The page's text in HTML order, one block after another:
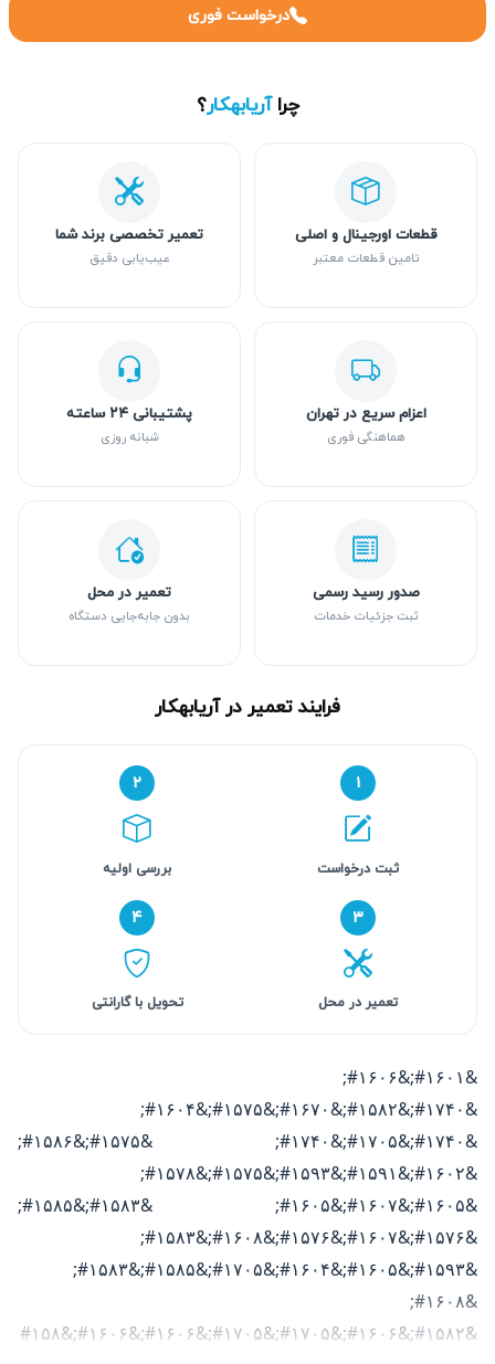
درخواست فوری
چراآریابهکار؟
قطعات اورجینال و اصلی
تامین قطعات معتبر
تعمیر تخصصی برند شما
عیب‌یابی دقیق
اعزام سریع در تهران
هماهنگی فوری
پشتیبانی ۲۴ ساعته
شبانه روزی
صدور رسید رسمی
ثبت جزئیات خدمات
تعمیر در محل
بدون جابه‌جایی دستگاه
فرایند تعمیر در آریابهکار
۱
ثبت درخواست
۲
بررسی اولیه
۳
تعمیر در محل
۴
تحویل با گارانتی
&#۱۶۰۱;&#۱۶۰۶;
&#۱۷۴۰;&#۱۵۸۲;&#۱۶۷۰;&#۱۵۷۵;&#۱۶۰۴;
&#۱۷۴۰;&#۱۷۰۵;&#۱۷۴۰; &#۱۵۷۵;&#۱۵۸۶;
&#۱۶۰۲;&#۱۵۹۱;&#۱۵۹۳;&#۱۵۷۵;&#۱۵۷۸;
&#۱۶۰۵;&#۱۶۰۷;&#۱۶۰۵; &#۱۵۸۳;&#۱۵۸۵;
&#۱۵۷۶;&#۱۶۰۷;&#۱۵۷۶;&#۱۶۰۸;&#۱۵۸۳;
&#۱۵۹۳;&#۱۶۰۵;&#۱۶۰۴;&#۱۷۰۵;&#۱۵۸۵;&#۱۵۸۳;
&#۱۶۰۸;
&#۱۵۸۲;&#۱۶۰۶;&#۱۷۰۵;‌&#۱۷۰۵;&#۱۶۰۶;&#۱۶۰۶;&#۱۵۸